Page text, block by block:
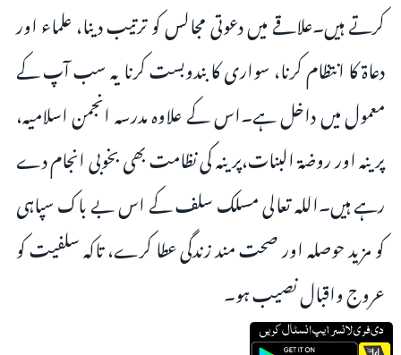
کرتے ہیں۔علاقے میں دعوتی مجالس کو ترتیب دینا، علماء اور
دعاۃ کا انتظام کرنا، سواری کا بندوبست کرنا یہ سب آپ کے
معمول میں داخل ہے۔اس کے علاوہ مدرسہ انجمن اسلامیہ،
پرینہ اور روضۃ البنات،پرینہ کی نظامت بھی بخوبی انجام دے
رہے ہیں۔اللہ تعالی مسلک سلف کے اس بے باک سپاہی
کو مزید حوصلہ اور صحت مند زندگی عطا کرے، تاکہ سلفیت کو
عروج واقبال نصیب ہو۔